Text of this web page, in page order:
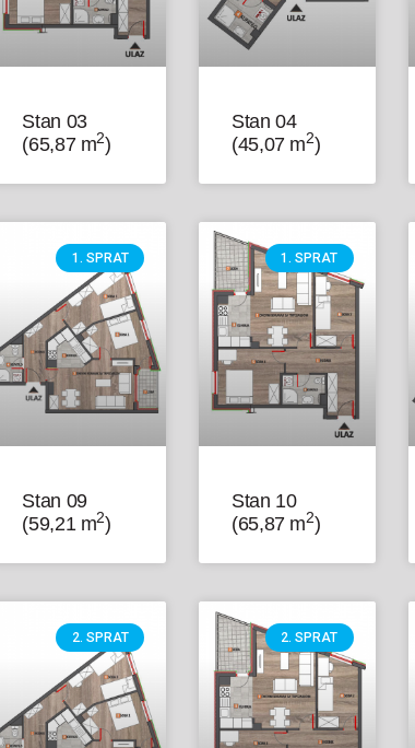
Stan 03
(65,87 m2)
Stan 04
(45,07 m2)
1. SPRAT
Stan 09
(59,21 m2)
1. SPRAT
Stan 10
(65,87 m2)
2. SPRAT 2. SPRAT